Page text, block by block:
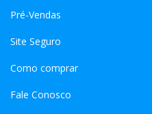
Pré-Vendas
Site Seguro
Como comprar
Fale Conosco